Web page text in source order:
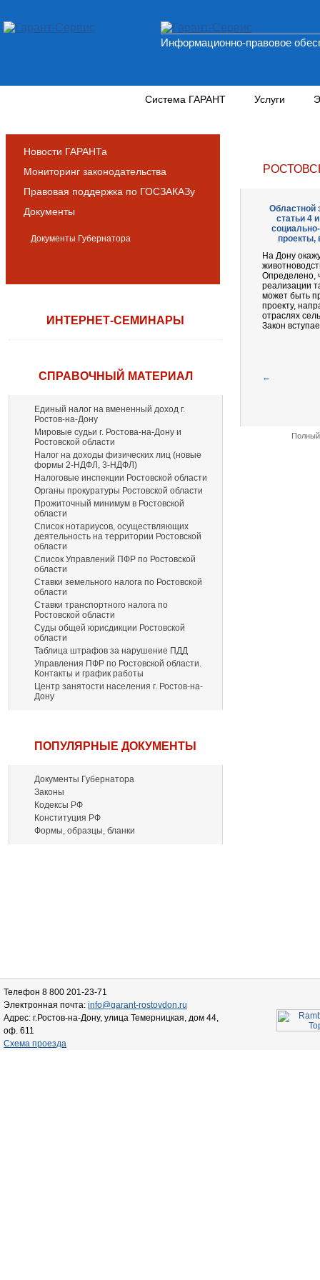
Информационно-правовое
Система ГАРАНТ Услуги
Новости ГАРАНТа
Мониторинг законодательства
Правовая поддержка по ГОСЗАКАЗу
Документы
Документы Губернатора
ИНТЕРНЕТ-СЕМИНАРЫ
СПРАВОЧНЫЙ МАТЕРИАЛ
Единый налог на вмененный доход г.
Ростов-на-Дону
Мировые судьи г. Ростова-на-Дону и
Ростовской области
Налог на доходы физических лиц (новые
формы 2-НДФЛ, 3-НДФЛ)
Налоговые инспекции Ростовской области
Органы прокуратуры Ростовской области
Прожиточный минимум в Ростовской
области
Список нотариусов, осуществляющих
деятельность на территории Ростовской
области
Список Управлений ПФР по Ростовской
области
Ставки земельного налога по Ростовской
области
Ставки транспортного налога по
Ростовской области
Суды общей юрисдикции Ростовской
области
Таблица штрафов за нарушение ПДД
Управления ПФР по Ростовской области.
Контакты и график работы
Центр занятости населения г. Ростов-на-
Дону
ПОПУЛЯРНЫЕ ДОКУМЕНТЫ
Документы Губернатора
Законы
Кодексы РФ
Конституция РФ
Формы, образцы, бланки
Областной
статьи 4
проекты,
На Дону
Определено,
реализации
может быть
проекту,
отраслях
Закон
←
Телефон 8 800 201-23-71
Электронная почта: info@garant-rostovdon.ru
Адрес: г.Ростов-на-Дону, улица Темерницкая, дом 44,
оф. 611
Схема проезда